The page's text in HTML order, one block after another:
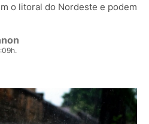
o litoral do Nordeste e podem